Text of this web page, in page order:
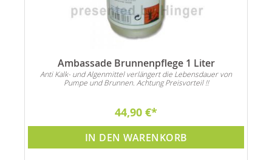
Ambassade Brunnenpflege 1 Liter
Anti Kalk- und Algenmittel verlängert die Lebensdauer von
Pumpe und Brunnen. Achtung Preisvorteil !!
44,90 €
IN DEN WARENKORB